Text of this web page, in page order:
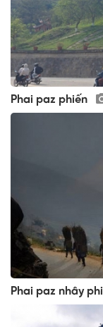
Phai paz phiến
Phai paz nhây